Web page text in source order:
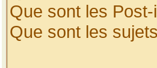
Que sont les Post-
Que sont les